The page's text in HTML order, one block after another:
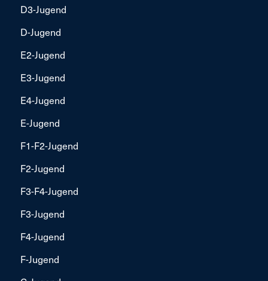
D3-Jugend
D-Jugend
E2-Jugend
E3-Jugend
E4-Jugend
E-Jugend
F1-F2-Jugend
F2-Jugend
F3-F4-Jugend
F3-Jugend
F4-Jugend
F-Jugend